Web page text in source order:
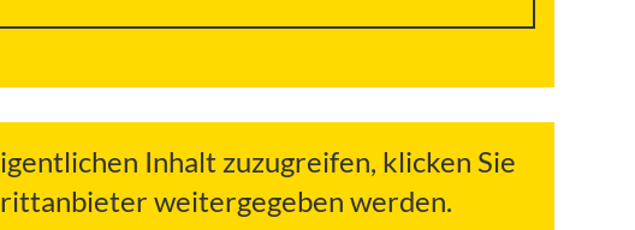
Inhalt zuzugreifen, klicken Sie
weitergegeben werden.